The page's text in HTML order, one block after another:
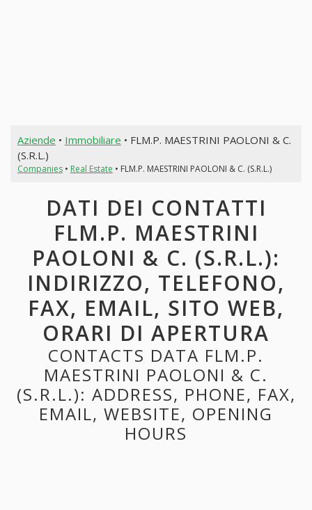
Aziende • Immobiliare • FLM.P. MAESTRINI PAOLONI & C.
(S.R.L.)
Companies• Real Estate • FLM.P. MAESTRINI PAOLONI & C. (S.R.L.)
DATI DEI CONTATTI
FLM.P. MAESTRINI
PAOLONI & C. (S.R.L.):
INDIRIZZO, TELEFONO,
FAX, EMAIL, SITO WEB,
ORARI DI APERTURA
CONTACTS DATA FLM.P.
MAESTRINI PAOLONI & C.
(S.R.L.): ADDRESS, PHONE, FAX,
EMAIL, WEBSITE, OPENING
HOURS